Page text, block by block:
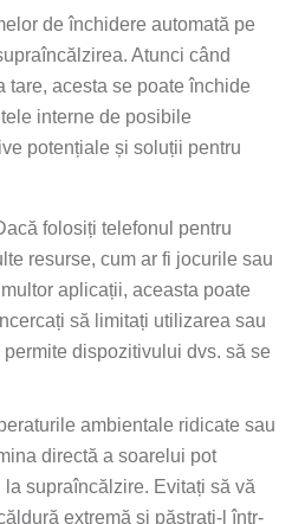
de închidere automată pe
Atunci când
tare, acesta se poate închide
interne de posibile
potențiale și soluții pentru
folosiți telefonul pentru
resurse, cum ar fi jocurile sau
aplicații, aceasta poate
să limitați utilizarea sau
dispozitivului dvs. să se
ambientale ridicate sau
directă a soarelui pot
supraîncălzire. Evitați să vă
extremă și păstrați-l într-